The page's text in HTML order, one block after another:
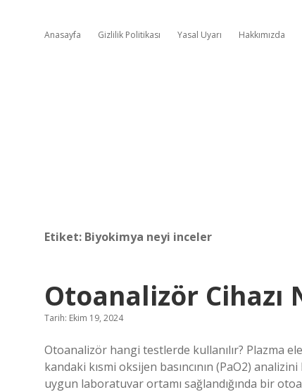
Anasayfa Gizlilik Politikası Yasal Uyarı Hakkımızda
Etiket: Biyokimya neyi inceler
Otoanalizör Cihazı
Tarih: Ekim 19, 2024
Otoanalizör hangi testlerde kullanılır? Plazma
kandaki kısmi oksijen basıncının (PaO2)
uygun laboratuvar ortamı sağlandığında bir